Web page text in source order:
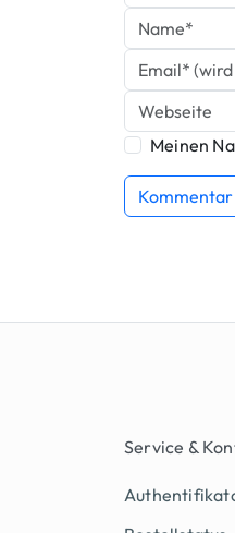
Meinen
Service &